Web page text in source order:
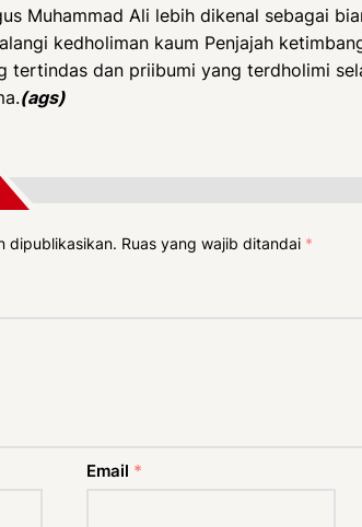
Muhammad Ali lebih dikenal sebagai
kedholiman kaum Penjajah
tertindas dan priibumi yang terdholimi
(ags)
dipublikasikan. Ruas yang wajib ditandai *
Email *